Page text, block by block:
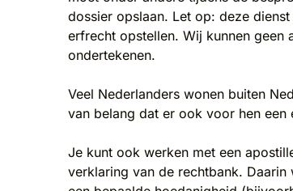
dossier opslaan. Let op: deze
erfrecht opstellen. Wij kunnen geen
ondertekenen.
Veel Nederlanders wonen buiten
van belang dat er ook voor hen een
Je kunt ook werken met een
verklaring van de rechtbank.